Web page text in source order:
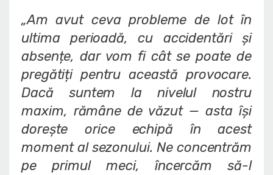
„Am avut ceva probleme de lot în
ultima perioadă, cu accidentări și
absențe, dar vom fi cât se poate de
pregătiți pentru această provocare.
Dacă suntem la nivelul nostru
maxim, rămâne de văzut — asta își
dorește orice echipă în acest
moment al sezonului. Ne concentrăm
pe primul meci, încercăm să-l